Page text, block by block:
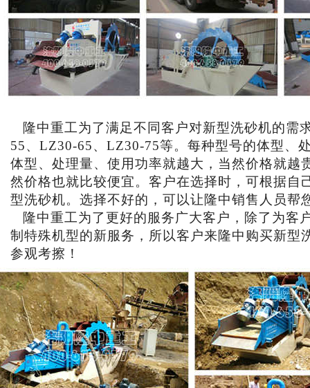
隆中重工为了满足不同客户对新型洗砂机的需
55、LZ30-65、LZ30-75等。每种型号的体型、
体型、处理量、使用功率就越大，当然价格就
然价格也就比较便宜。客户在选择时，可根据
型洗砂机。选择不好的，可以让隆中销售人员帮
隆中重工为了更好的服务广大客户，除了为客
制特殊机型的新服务，所以客户来隆中购买新
参观考擦！